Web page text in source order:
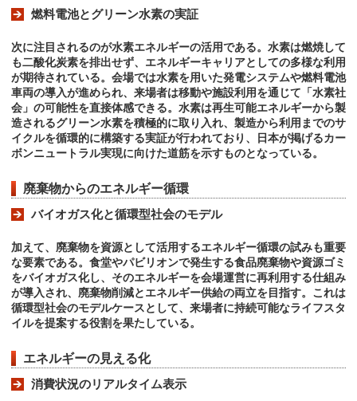
燃料電池とグリーン水素の実証
次に注目されるのが水素エネルギーの活用である。水素は燃焼して
も二酸化炭素を排出せず、エネルギーキャリアとしての多様な利用
が期待されている。会場では水素を用いた発電システムや燃料電池
車両の導入が進められ、来場者は移動や施設利用を通じて「水素社
会」の可能性を直接体感できる。水素は再生可能エネルギーから製
造されるグリーン水素を積極的に取り入れ、製造から利用までのサ
イクルを循環的に構築する実証が行われており、日本が掲げるカー
ボンニュートラル実現に向けた道筋を示すものとなっている。
廃棄物からのエネルギー循環
バイオガス化と循環型社会のモデル
加えて、廃棄物を資源として活用するエネルギー循環の試みも重要
な要素である。食堂やパビリオンで発生する食品廃棄物や資源ゴミ
をバイオガス化し、そのエネルギーを会場運営に再利用する仕組み
が導入され、廃棄物削減とエネルギー供給の両立を目指す。これは
循環型社会のモデルケースとして、来場者に持続可能なライフスタ
イルを提案する役割を果たしている。
エネルギーの見える化
消費状況のリアルタイム表示